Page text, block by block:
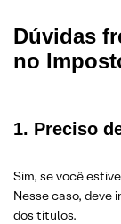
Dúvidas
no
1. Preciso
Sim, se você
Nesse caso, deve
dos títulos.